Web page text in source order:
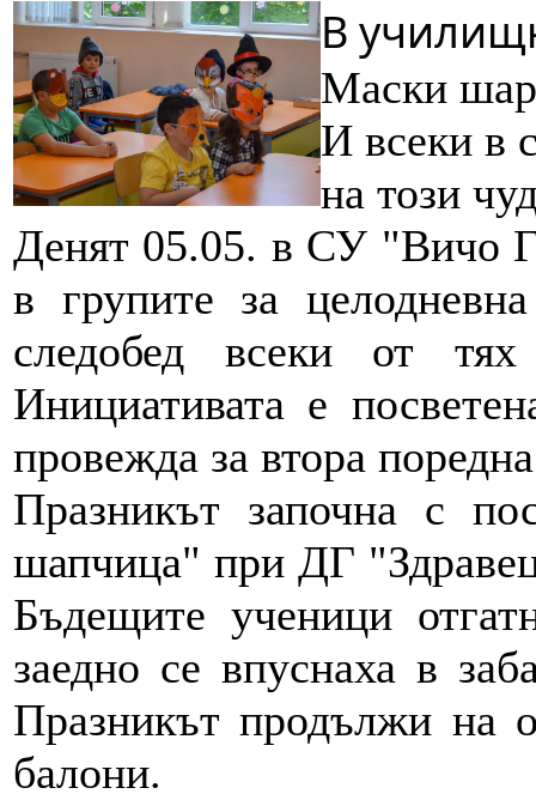
В
Маски
И всеки в
на този
Денят 05.05. в СУ "Вичо
в групите за
следобед всеки от
Инициативата е
провежда за втора
Празникът започна с
шапчица" при ДГ
Бъдещите ученици
заедно се впуснаха в
Празникът продължи на
балони.